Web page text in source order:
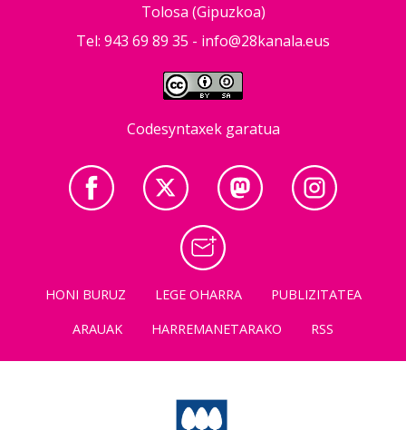
Tolosa (Gipuzkoa)
Tel: 943 69 89 35 - info@28kanala.eus
Codesyntaxek garatua
HONI BURUZ LEGE OHARRA
PUBLIZITATEA
ARAUAK
HARREMANETARAKO RSS